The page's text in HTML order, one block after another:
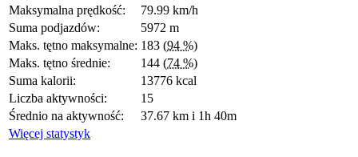
Maksymalna prędkość:
79.99 km/h
Suma podjazdów:
5972 m
Maks. tętno maksymalne: 183 (94 %)
Maks. tętno średnie:
144 (74 %)
Suma kalorii:
13776 kcal
Liczba aktywności:
15
Średnio na aktywność:
37.67 km i 1h 40m
Więcej statystyk